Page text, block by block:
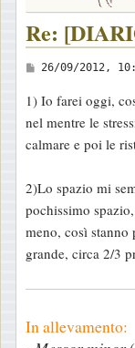
Re:
M
s
s
a
g
i
o
26/09/2012,
1) Io farei oggi,
nel mentre le
calmare e poi le
2)Lo spazio mi
pochissimo
meno, così
grande, circa 2/3
In allevamento: